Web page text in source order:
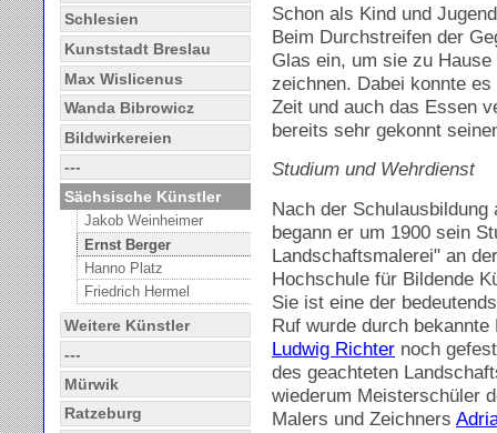
Schlesien
Kunststadt Breslau
Max Wislicenus
Wanda Bibrowicz
Bildwirkereien
---
Sächsische Künstler
Jakob Weinheimer
Ernst Berger
Hanno Platz
Friedrich Hermel
Weitere Künstler
---
Mürwik
Ratzeburg
Schon als Kind und
Beim Durchstreifen der
Glas ein, um sie zu
zeichnen. Dabei konnte
Zeit und auch das Essen
bereits sehr gekonnt
Studium und Wehrdienst
Nach der
begann er um 1900 sein
Landschaftsmalerei" an
Hochschule für Bildende
Sie ist eine der
Ruf wurde durch
Ludwig Richter noch
des geachteten
wiederum Meisterschüler
Malers und Zeichners